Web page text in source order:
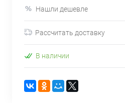
Нашли дешевле
Рассчитать доставку
В наличии